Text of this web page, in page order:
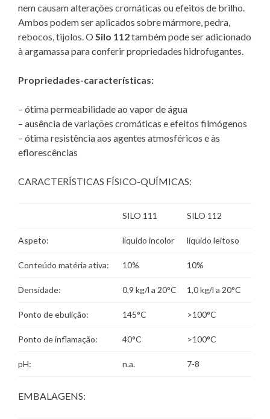
nem causam alterações cromáticas ou efeitos de brilho.
Ambos podem ser aplicados sobre mármore, pedra,
rebocos, tijolos. O Silo 112também pode ser adicionado
à argamassa para conferir propriedades hidrofugantes.
Propriedades-características:
– ótima permeabilidade ao vapor de água
– ausência de variações cromáticas e efeitos filmógenos
– ótima resistência aos agentes atmosféricos e às
eflorescências
CARACTERÍSTICAS FÍSICO-QUÍMICAS:
SILO 111 SILO 112
Aspeto: líquido incolor líquido leitoso
Conteúdo matéria ativa: 10% 10%
Densidade: 0,9 kg/l a 20°C 1,0 kg/l a 20°C
Ponto de ebulição: 145°C >100°C
Ponto de inflamação: 40°C >100°C
pH: n.a. 7-8
EMBALAGENS: